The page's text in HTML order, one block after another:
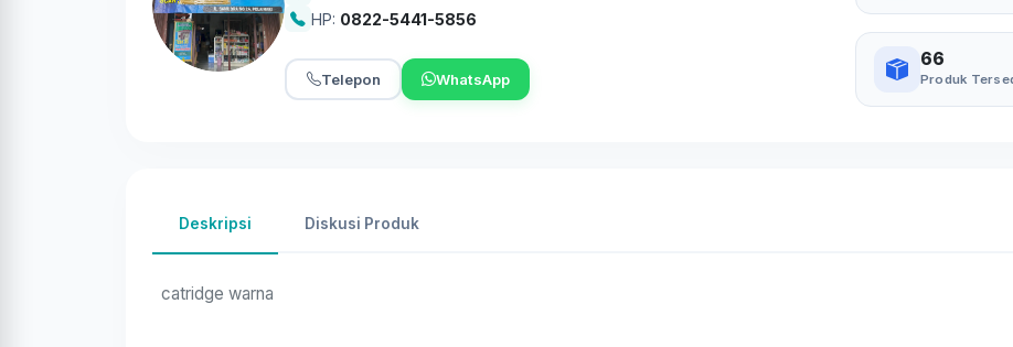
HP: 0822-5441-5856
Telepon WhatsApp
66
Produk
Deskripsi Diskusi Produk
catridge warna